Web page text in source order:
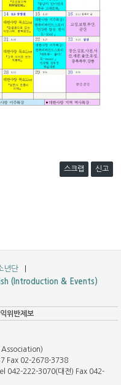
스크랩 신고
년단
(Introduction & Events)
위반제보
Fax 02-2678-3738
042-222-3070(대전) Fax 042-